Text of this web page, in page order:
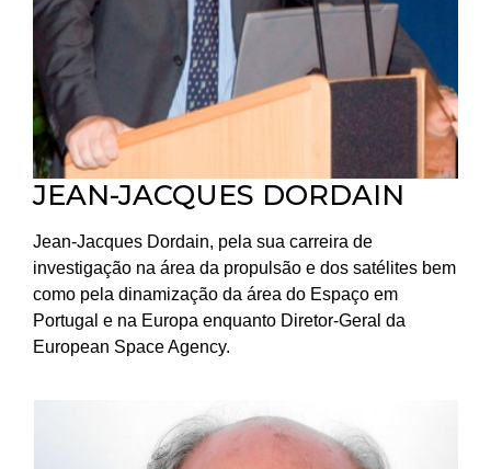
JEAN-JACQUES DORDAIN
Jean-Jacques Dordain, pela sua carreira de
investigação na área da propulsão e dos satélites bem
como pela dinamização da área do Espaço em
Portugal e na Europa enquanto Diretor-Geral da
European Space Agency.